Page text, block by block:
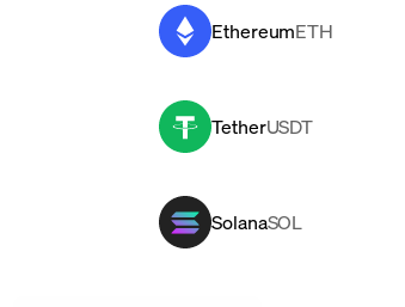
EthereumETH
TetherUSDT
SolanaSOL